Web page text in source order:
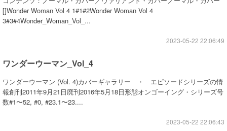
[]Wonder Woman Vol 4 1#1#2Wonder Woman Vol 4
3#3#4Wonder_Woman_Vol_...
2023-05-22 22:06:49
ワンダーウーマン_Vol_4
ワンダーウーマン (Vol. 4)カバーギャラリー ・ エピソードシリーズの情
報創刊2011年9月21日廃刊2016年5月18日形態オンゴーイング・シリーズ号
数#1〜52, #0, #23.1〜23....
2023-05-22 22:06:43